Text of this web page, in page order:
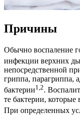
Причины
Обычно воспаление
инфекции верхних
непосредственной
гриппа, парагриппа,
бактерии1,2.
те бактерии,
При определенных